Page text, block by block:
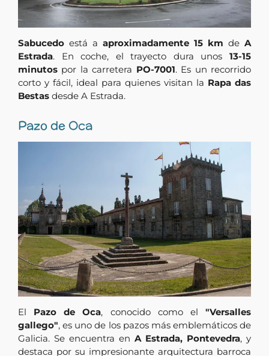
Sabucedo está a aproximadamente 15 km de A
Estrada. En coche, el trayecto dura unos 13-15
minutos por la carretera PO-7001. Es un recorrido
corto y fácil, ideal para quienes visitan la Rapa das
Bestas desde A Estrada.
Pazo de Oca
El Pazo de Oca, conocido como el"Versalles
gallego", es uno de los pazos más emblemáticos de
Galicia. Se encuentra en A Estrada, Pontevedra, y
destaca por su impresionante arquitectura barroca